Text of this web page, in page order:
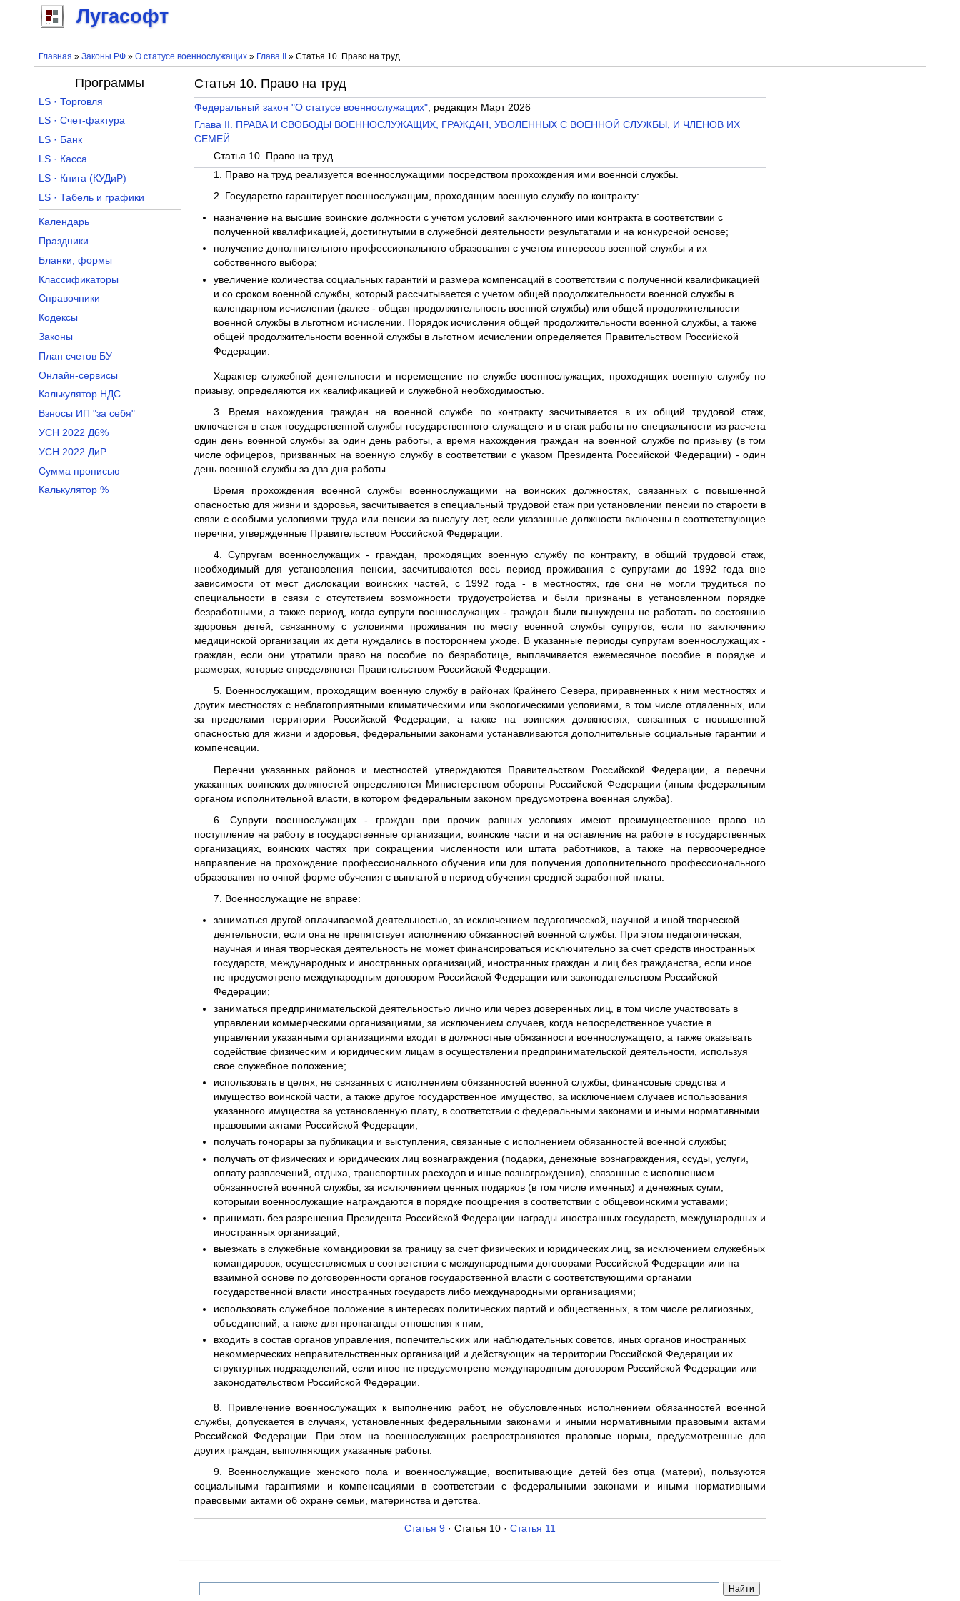
Лугасофт
Главная » Законы РФ» О статусе военнослужащих» Глава II » Статья 10. Право на труд
Статья 10. Право на труд
Федеральный закон "О статусе военнослужащих", редакция Март 2026
Глава II. ПРАВА И СВОБОДЫ ВОЕННОСЛУЖАЩИХ, ГРАЖДАН, УВОЛЕННЫХ С ВОЕННОЙ СЛУЖБЫ, И ЧЛЕНОВ ИХ
СЕМЕЙ
Статья 10. Право на труд
1. Право на труд реализуется военнослужащими посредством прохождения ими военной службы.
2. Государство гарантирует военнослужащим, проходящим военную службу по контракту:
назначение на высшие воинские должности с учетом условий заключенного ими контракта в соответствии с
полученной квалификацией, достигнутыми в служебной деятельности результатами и на конкурсной основе;
получение дополнительного профессионального образования с учетом интересов военной службы и их
собственного выбора;
увеличение количества социальных гарантий и размера компенсаций в соответствии с полученной квалификацией
и со сроком военной службы, который рассчитывается с учетом общей продолжительности военной службы в
календарном исчислении (далее - общая продолжительность военной службы) или общей продолжительности
военной службы в льготном исчислении. Порядок исчисления общей продолжительности военной службы, а также
общей продолжительности военной службы в льготном исчислении определяется Правительством Российской
Федерации.
Характер служебной деятельности и перемещение по службе военнослужащих, проходящих военную службу по
призыву, определяются их квалификацией и служебной необходимостью.
3. Время нахождения граждан на военной службе по контракту засчитывается в их общий трудовой стаж,
включается в стаж государственной службы государственного служащего и в стаж работы по специальности из расчета
один день военной службы за один день работы, а время нахождения граждан на военной службе по призыву (в том
числе офицеров, призванных на военную службу в соответствии с указом Президента Российской Федерации) - один
день военной службы за два дня работы.
Время прохождения военной службы военнослужащими на воинских должностях, связанных с повышенной
опасностью для жизни и здоровья, засчитывается в специальный трудовой стаж при установлении пенсии по старости в
связи с особыми условиями труда или пенсии за выслугу лет, если указанные должности включены в соответствующие
перечни, утвержденные Правительством Российской Федерации.
4. Супругам военнослужащих - граждан, проходящих военную службу по контракту, в общий трудовой стаж,
необходимый для установления пенсии, засчитываются весь период проживания с супругами до 1992 года вне
зависимости от мест дислокации воинских частей, с 1992 года - в местностях, где они не могли трудиться по
специальности в связи с отсутствием возможности трудоустройства и были признаны в установленном порядке
безработными, а также период, когда супруги военнослужащих - граждан были вынуждены не работать по состоянию
здоровья детей, связанному с условиями проживания по месту военной службы супругов, если по заключению
медицинской организации их дети нуждались в постороннем уходе. В указанные периоды супругам военнослужащих -
граждан, если они утратили право на пособие по безработице, выплачивается ежемесячное пособие в порядке и
размерах, которые определяются Правительством Российской Федерации.
5. Военнослужащим, проходящим военную службу в районах Крайнего Севера, приравненных к ним местностях и
других местностях с неблагоприятными климатическими или экологическими условиями, в том числе отдаленных, или
за пределами территории Российской Федерации, а также на воинских должностях, связанных с повышенной
опасностью для жизни и здоровья, федеральными законами устанавливаются дополнительные социальные гарантии и
компенсации.
Перечни указанных районов и местностей утверждаются Правительством Российской Федерации, а перечни
указанных воинских должностей определяются Министерством обороны Российской Федерации (иным федеральным
органом исполнительной власти, в котором федеральным законом предусмотрена военная служба).
6. Супруги военнослужащих - граждан при прочих равных условиях имеют преимущественное право на
поступление на работу в государственные организации, воинские части и на оставление на работе в государственных
организациях, воинских частях при сокращении численности или штата работников, а также на первоочередное
направление на прохождение профессионального обучения или для получения дополнительного профессионального
образования по очной форме обучения с выплатой в период обучения средней заработной платы.
7. Военнослужащие не вправе:
заниматься другой оплачиваемой деятельностью, за исключением педагогической, научной и иной творческой
деятельности, если она не препятствует исполнению обязанностей военной службы. При этом педагогическая,
научная и иная творческая деятельность не может финансироваться исключительно за счет средств иностранных
государств, международных и иностранных организаций, иностранных граждан и лиц без гражданства, если иное
не предусмотрено международным договором Российской Федерации или законодательством Российской
Федерации;
заниматься предпринимательской деятельностью лично или через доверенных лиц, в том числе участвовать в
управлении коммерческими организациями, за исключением случаев, когда непосредственное участие в
управлении указанными организациями входит в должностные обязанности военнослужащего, а также оказывать
содействие физическим и юридическим лицам в осуществлении предпринимательской деятельности, используя
свое служебное положение;
использовать в целях, не связанных с исполнением обязанностей военной службы, финансовые средства и
имущество воинской части, а также другое государственное имущество, за исключением случаев использования
указанного имущества за установленную плату, в соответствии с федеральными законами и иными нормативными
правовыми актами Российской Федерации;
получать гонорары за публикации и выступления, связанные с исполнением обязанностей военной службы;
получать от физических и юридических лиц вознаграждения (подарки, денежные вознаграждения, ссуды, услуги,
оплату развлечений, отдыха, транспортных расходов и иные вознаграждения), связанные с исполнением
обязанностей военной службы, за исключением ценных подарков (в том числе именных) и денежных сумм,
которыми военнослужащие награждаются в порядке поощрения в соответствии с общевоинскими уставами;
принимать без разрешения Президента Российской Федерации награды иностранных государств, международных и
иностранных организаций;
выезжать в служебные командировки за границу за счет физических и юридических лиц, за исключением служебных
командировок, осуществляемых в соответствии с международными договорами Российской Федерации или на
взаимной основе по договоренности органов государственной власти с соответствующими органами
государственной власти иностранных государств либо международными организациями;
использовать служебное положение в интересах политических партий и общественных, в том числе религиозных,
объединений, а также для пропаганды отношения к ним;
входить в состав органов управления, попечительских или наблюдательных советов, иных органов иностранных
некоммерческих неправительственных организаций и действующих на территории Российской Федерации их
структурных подразделений, если иное не предусмотрено международным договором Российской Федерации или
законодательством Российской Федерации.
8. Привлечение военнослужащих к выполнению работ, не обусловленных исполнением обязанностей военной
службы, допускается в случаях, установленных федеральными законами и иными нормативными правовыми актами
Российской Федерации. При этом на военнослужащих распространяются правовые нормы, предусмотренные для
других граждан, выполняющих указанные работы.
9. Военнослужащие женского пола и военнослужащие, воспитывающие детей без отца (матери), пользуются
социальными гарантиями и компенсациями в соответствии с федеральными законами и иными нормативными
правовыми актами об охране семьи, материнства и детства.
Статья 9 · Статья 10 · Статья 11
Программы
LS · Торговля
LS · Счет-фактура
LS · Банк
LS · Касса
LS · Книга (КУДиР)
LS · Табель и графики
Календарь
Праздники
Бланки, формы
Классификаторы
Справочники
Кодексы
Законы
План счетов БУ
Онлайн-сервисы
Калькулятор НДС
Взносы ИП "за себя"
УСН 2022 Д6%
УСН 2022 ДиР
Сумма прописью
Калькулятор %